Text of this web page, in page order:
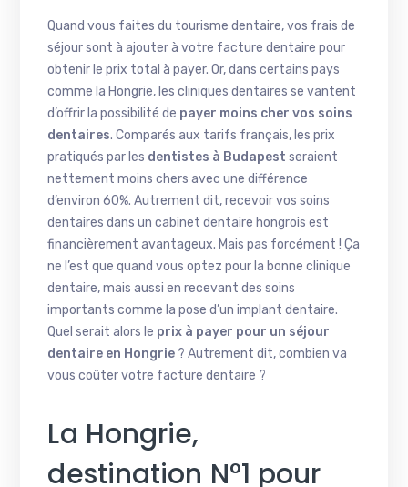
Quand vous faites du tourisme dentaire, vos frais de
séjour sont à ajouter à votre facture dentaire pour
obtenir le prix total à payer. Or, dans certains pays
comme la Hongrie, les cliniques dentaires se vantent
d’offrir la possibilité de payer moins cher vos soins
dentaires. Comparés aux tarifs français, les prix
pratiqués par les dentistes à Budapest seraient
nettement moins chers avec une différence
d’environ 60%. Autrement dit, recevoir vos soins
dentaires dans un cabinet dentaire hongrois est
financièrement avantageux. Mais pas forcément ! Ça
ne l’est que quand vous optez pour la bonne clinique
dentaire, mais aussi en recevant des soins
importants comme la pose d’un implant dentaire.
Quel serait alors le prix à payer pour un séjour
dentaire en Hongrie ? Autrement dit, combien va
vous coûter votre facture dentaire ?
La Hongrie,
destination N°1 pour